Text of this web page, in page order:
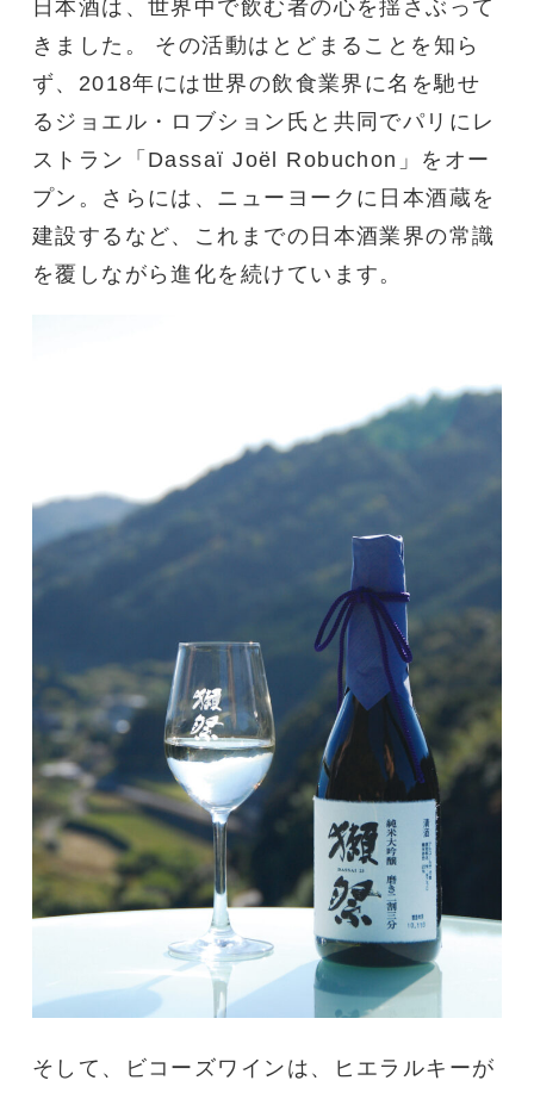
日本酒は、世界中で飲む者の心を揺さぶって
きました。 その活動はとどまることを知ら
ず、2018年には世界の飲食業界に名を馳せ
るジョエル・ロブション氏と共同でパリにレ
ストラン「Dassaï Joël Robuchon」をオー
プン。さらには、ニューヨークに日本酒蔵を
建設するなど、これまでの日本酒業界の常識
を覆しながら進化を続けています。
そして、ビコーズワインは、ヒエラルキーが